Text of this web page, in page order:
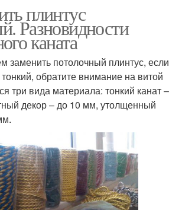
плинтус
Разновидности
каната
заменить потолочный плинтус, если
обратите внимание на витой
три вида материала: тонкий канат –
декор – до 10 мм, утолщенный